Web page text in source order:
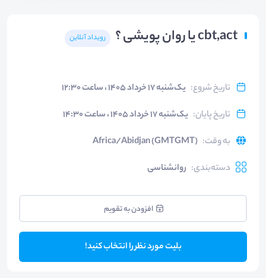
cbt,act یا روان پویشی ؟ رویداد آنلاین
تاریخ شروع: یک‌شنبه ۱۷ خرداد ۱۴۰۵ ، ساعت ۱۲:۳۰
تاریخ پایان: یک‌شنبه ۱۷ خرداد ۱۴۰۵ ، ساعت ۱۴:۳۰
به وقت:
Africa/Abidjan (GMTGMT)
دسته‌بندی: روانشناسی
افزودن به تقویم
بلیت مورد نظر را انتخاب کنید!